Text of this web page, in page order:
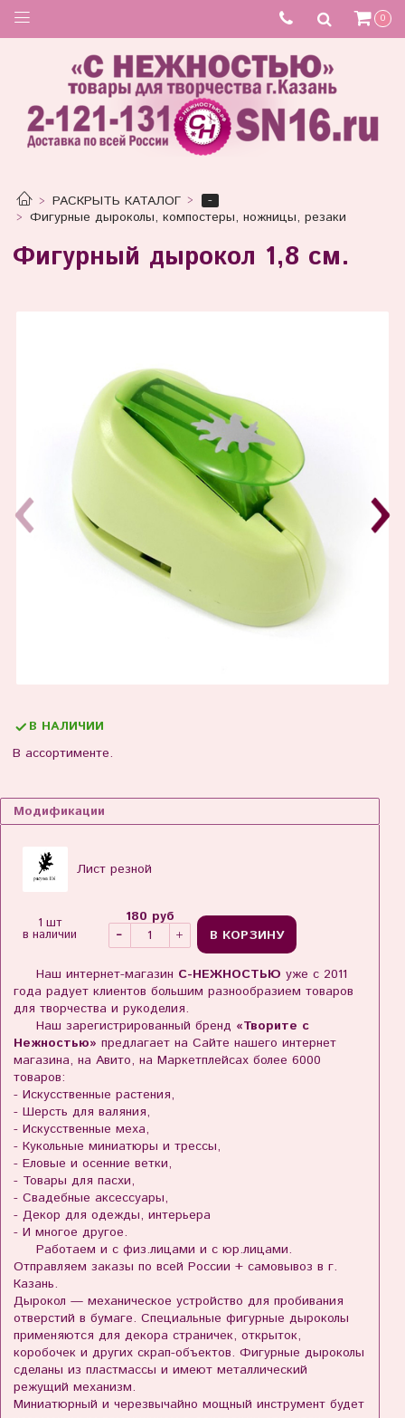
0
РАСКРЫТЬ КАТАЛОГ
-
Фигурные дыроколы, компостеры, ножницы, резаки
Фигурный дырокол 1,8 см.
В ассортименте.
В НАЛИЧИИ
Модификации
Лист резной
1 шт
в наличии
180 руб
В КОРЗИНУ
Наш интернет-магазин С-НЕЖНОСТЬЮ уже с 2011
года радует клиентов большим разнообразием товаров
для творчества и рукоделия.
Наш зарегистрированный бренд «Творите с
Нежностью» предлагает на Сайте нашего интернет
магазина, на Авито, на Маркетплейсах более 6000
товаров:
- Искусственные растения,
- Шерсть для валяния,
- Искусственные меха,
- Кукольные миниатюры и трессы,
- Еловые и осенние ветки,
- Товары для пасхи,
- Свадебные аксессуары,
- Декор для одежды, интерьера
- И многое другое.
Работаем и с физ.лицами и с юр.лицами.
Отправляем заказы по всей России + самовывоз в г.
Казань.
Дырокол — механическое устройство для пробивания
отверстий в бумаге. Специальные фигурные дыроколы
применяются для декора страничек, открыток,
коробочек и других скрап-объектов. Фигурные дыроколы
сделаны из пластмассы и имеют металлический
режущий механизм.
Миниатюрный и черезвычайно мощный инструмент будет